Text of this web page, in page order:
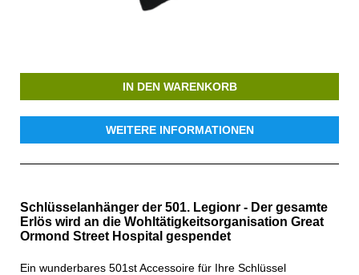
IN DEN WARENKORB
WEITERE INFORMATIONEN
Schlüsselanhänger der 501. Legionr - Der gesamte
Erlös wird an die Wohltätigkeitsorganisation Great
Ormond Street Hospital gespendet
Ein wunderbares 501st Accessoire für Ihre Schlüssel